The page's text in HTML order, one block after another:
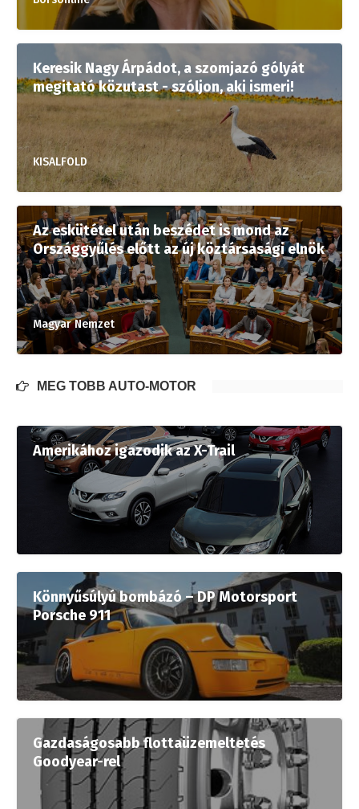
Keresik Nagy Árpádot, a szomjazó gólyát
megitató közutast - szóljon, aki ismeri!
KISALFOLD
Az eskütétel után beszédet is mond az
Országgyűlés előtt az új köztársasági elnök
Magyar Nemzet
MÉG TÖBB AUTÓ-MOTOR
Amerikához igazodik az X-Trail
Könnyűsúlyú bombázó – DP Motorsport
Porsche 911
Gazdaságosabb flottaüzemeltetés
Goodyear-rel